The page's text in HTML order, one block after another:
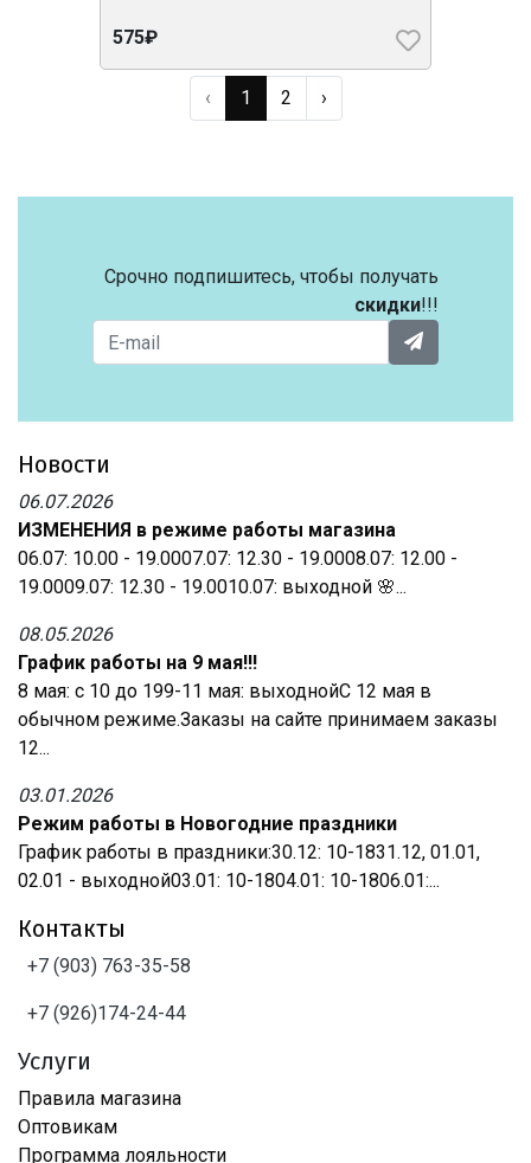
575₽
‹ 1 2 ›
Срочно подпишитесь, чтобы получать
скидки!!!
Новости
06.07.2026
ИЗМЕНЕНИЯ в режиме работы магазина
06.07: 10.00 - 19.0007.07: 12.30 - 19.0008.07: 12.00 -
19.0009.07: 12.30 - 19.0010.07: выходной 🌸...
08.05.2026
График работы на 9 мая!!!
8 мая: с 10 до 199-11 мая: выходнойС 12 мая в
обычном режиме.Заказы на сайте принимаем заказы
12...
03.01.2026
Режим работы в Новогодние праздники
График работы в праздники:30.12: 10-1831.12, 01.01,
02.01 - выходной03.01: 10-1804.01: 10-1806.01:...
Контакты
+7 (903) 763-35-58
+7 (926)174-24-44
Услуги
Правила магазина
Оптовикам
Программа лояльности